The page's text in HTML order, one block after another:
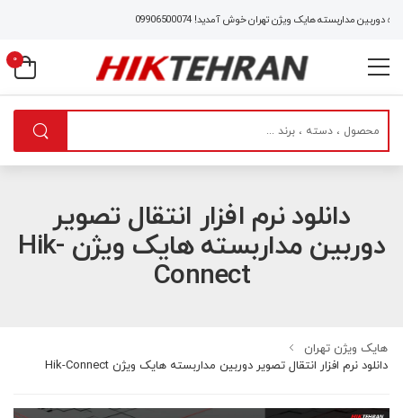
مداربسته هایک ویژن تهران خوش آمدید!09906500074
0
دانلود نرم افزار انتقال تصویر
دوربین مداربسته هایک ویژن Hik-
Connect
هایک ویژن تهران
دانلود نرم افزار انتقال تصویر دوربین مداربسته هایک ویژن Hik-Connect